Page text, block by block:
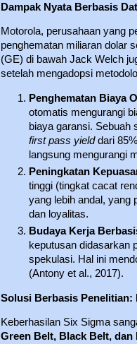
Dampak Nyata Berbasis
Motorola, perusahaan yang
penghematan miliaran dolar
(GE) di bawah Jack Welch
setelah mengadopsi
Penghematan Biaya
otomatis mengurangi
biaya garansi. Sebuah
first pass yielddari
langsung mengurangi
Peningkatan
tinggi (tingkat cacat
yang lebih andal, yang
dan loyalitas.
Budaya Kerja
keputusan didasarkan
spekulasi. Hal ini
(Antony et al., 2017).
Solusi Berbasis Penelitian:
Keberhasilan Six Sigma
Green Belt, Black Belt, dan